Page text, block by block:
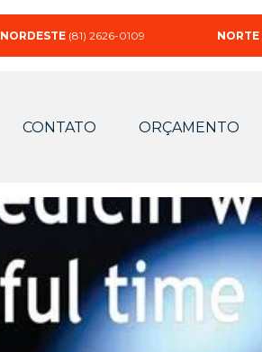
NORDESTE (81) 2626-0109 NORTE
CONTATO ORÇAMENTO